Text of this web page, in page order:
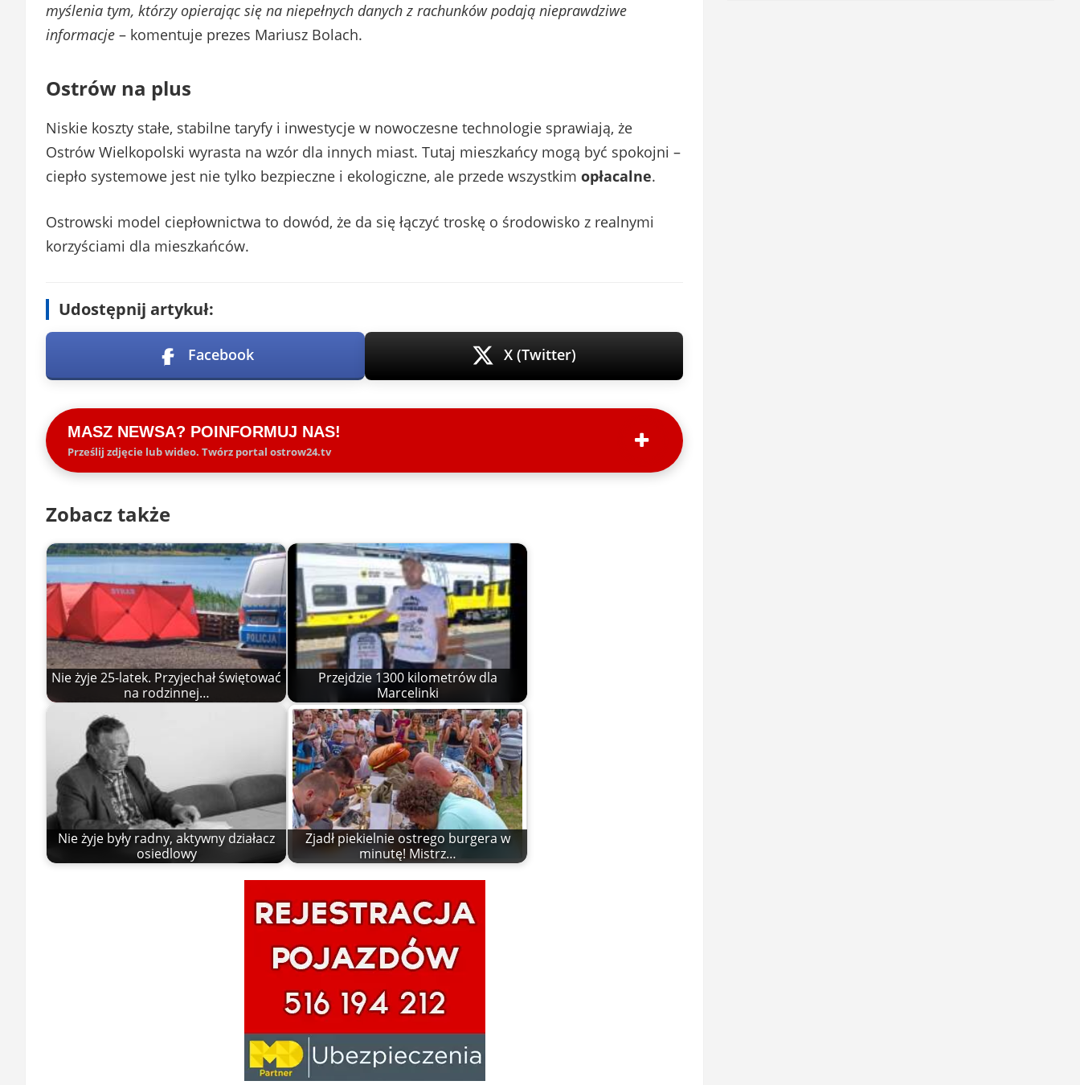
myślenia tym, którzy opierając się na niepełnych danych z rachunków podają nieprawdziwe
informacje – komentuje prezes Mariusz Bolach.
Ostrów na plus
Niskie koszty stałe, stabilne taryfy i inwestycje w nowoczesne technologie sprawiają, że
Ostrów Wielkopolski wyrasta na wzór dla innych miast. Tutaj mieszkańcy mogą być spokojni –
ciepło systemowe jest nie tylko bezpieczne i ekologiczne, ale przede wszystkim opłacalne.
Ostrowski model ciepłownictwa to dowód, że da się łączyć troskę o środowisko z realnymi
korzyściami dla mieszkańców.
Udostępnij artykuł:
Facebook X (Twitter)
MASZ NEWSA? POINFORMUJ NAS!
Prześlij zdjęcie lub wideo. Twórz portal ostrow24.tv
Zobacz także
Nie żyje 25-latek. Przyjechał świętować
na rodzinnej…
Przejdzie 1300 kilometrów dla
Marcelinki
Nie żyje były radny, aktywny działacz
osiedlowy
Zjadł piekielnie ostrego burgera w
minutę! Mistrz…